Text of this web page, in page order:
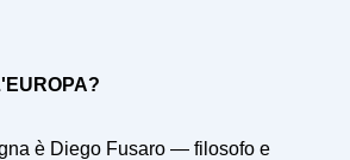
è Diego Fusaro — filosofo e